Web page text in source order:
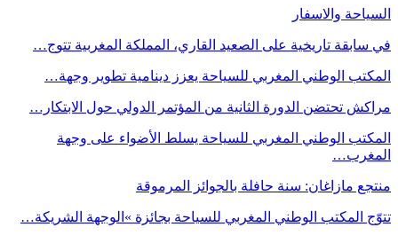
السياحة والاسفار
في سابقة تاريخية على الصعيد القاري، المملكة المغربية تتوج…
المكتب الوطني المغربي للسياحة يعزز دينامية تطوير وجهة…
مراكش تحتضن الدورة الثانية من المؤتمر الدولي حول الابتكار…
المكتب الوطني المغربي للسياحة يسلط الأضواء على وجهة
المغرب…
منتجع مازاغان: سنة حافلة بالجوائز المرموقة
تتوّج المكتب الوطني المغربي للسياحة بجائزة »الوجهة الشريكة…